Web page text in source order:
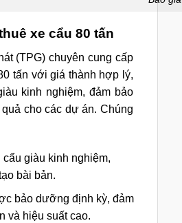
xe cẩu 80 tấn
(TPG) chuyên cung cấp
tấn với giá thành hợp lý,
kinh nghiệm, đảm bảo
cho các dự án. Chúng
giàu kinh nghiệm,
bài bản.
bảo dưỡng định kỳ, đảm
và hiệu suất cao.